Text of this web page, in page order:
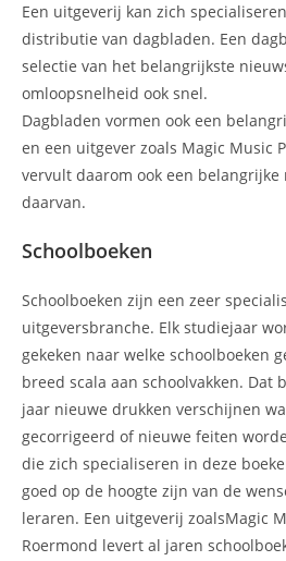
Een uitgeverij kan zich
distributie van dagbladen. Een
selectie van het belangrijkste
omloopsnelheid ook snel.
Dagbladen vormen ook een
en een uitgever zoals Magic Music
vervult daarom ook een
daarvan.
Schoolboeken
Schoolboeken zijn een zeer
uitgeversbranche. Elk studiejaar
gekeken naar welke schoolboeken
breed scala aan schoolvakken. Dat
jaar nieuwe drukken verschijnen
gecorrigeerd of nieuwe feiten
die zich specialiseren in deze
goed op de hoogte zijn van de
leraren. Een uitgeverij zoalsMagic
Roermond levert al jaren